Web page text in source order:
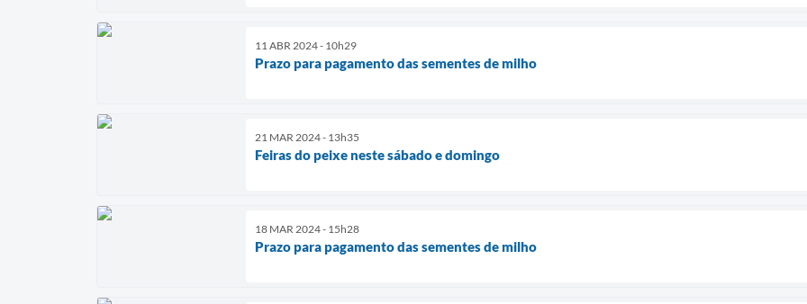
11 ABR 2024 - 10h29
Prazo para pagamento das sementes de milho
21 MAR 2024 - 13h35
Feiras do peixe neste sábado e domingo
18 MAR 2024 - 15h28
Prazo para pagamento das sementes de milho